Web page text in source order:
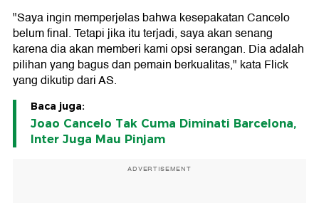
"Saya ingin memperjelas bahwa kesepakatan Cancelo
belum final. Tetapi jika itu terjadi, saya akan senang
karena dia akan memberi kami opsi serangan. Dia adalah
pilihan yang bagus dan pemain berkualitas," kata Flick
yang dikutip dari AS.
Baca juga:
Joao Cancelo Tak Cuma Diminati Barcelona,
Inter Juga Mau Pinjam
ADVERTISEMENT